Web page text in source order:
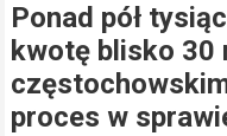
Ponad pół
kwotę blisko 30
proces w